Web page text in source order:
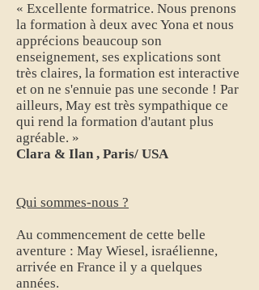
« Excellente formatrice. Nous prenons
la formation à deux avec Yona et nous
apprécions beaucoup son
enseignement, ses explications sont
très claires, la formation est interactive
et on ne s'ennuie pas une seconde ! Par
ailleurs, May est très sympathique ce
qui rend la formation d'autant plus
agréable. »
Clara & Ilan , Paris/ USA
Qui sommes-nous ?
Au commencement de cette belle
aventure : May Wiesel, israélienne,
arrivée en France il y a quelques
années.